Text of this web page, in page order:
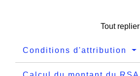
Tout replier
Conditions d'attribution